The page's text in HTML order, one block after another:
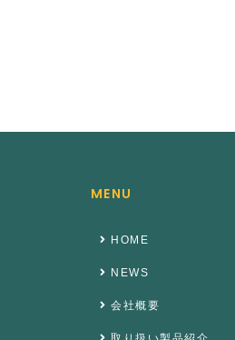
MENU
HOME
NEWS
会社概要